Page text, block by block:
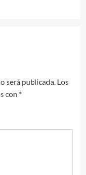
será publicada. Los
con *